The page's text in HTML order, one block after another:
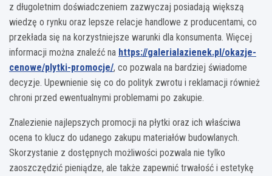
z długoletnim doświadczeniem zazwyczaj posiadają większą
wiedzę o rynku oraz lepsze relacje handlowe z producentami, co
przekłada się na korzystniejsze warunki dla konsumenta. Więcej
informacji można znaleźć na https://galerialazienek.pl/okazje-
cenowe/plytki-promocje/, co pozwala na bardziej świadome
decyzje. Upewnienie się co do polityk zwrotu i reklamacji również
chroni przed ewentualnymi problemami po zakupie.
Znalezienie najlepszych promocji na płytki oraz ich właściwa
ocena to klucz do udanego zakupu materiałów budowlanych.
Skorzystanie z dostępnych możliwości pozwala nie tylko
zaoszczędzić pieniądze, ale także zapewnić trwałość i estetykę